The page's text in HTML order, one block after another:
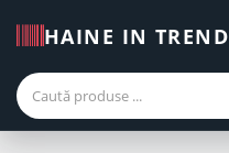
HAINE IN TREND